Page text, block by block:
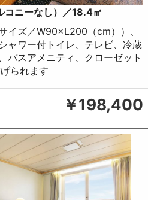
ニーなし）／18.4㎡
イズ／W90×L200（cm））、
ャワー付トイレ、テレビ、冷蔵
バスアメニティ、クローゼット
られます
￥198,400